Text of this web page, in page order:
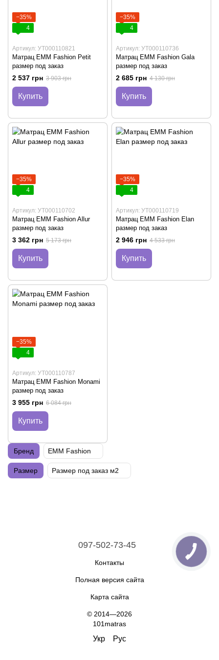
−35%
4
Артикул: УТ000110821
Матрац EMM Fashion Petit
размер под заказ
2 537 грн 3 903 грн
Купить
−35%
4
Артикул: УТ000110736
Матрац EMM Fashion Gala
размер под заказ
2 685 грн 4 130 грн
Купить
−35%
4
Артикул: УТ000110702
Матрац EMM Fashion Allur
размер под заказ
3 362 грн 5 173 грн
Купить
−35%
4
Артикул: УТ000110719
Матрац EMM Fashion Elan
размер под заказ
2 946 грн 4 533 грн
Купить
−35%
4
Артикул: УТ000110787
Матрац EMM Fashion Monami
размер под заказ
3 955 грн 6 084 грн
Купить
Бренд EMM Fashion
Размер Размер под заказ м2
097-502-73-45
Контакты
Полная версия сайта
Карта сайта
© 2014—2026
101matras
Укр Рус